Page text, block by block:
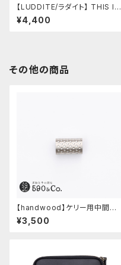
【LUDDITE/ラダイト】 THIS IN
DUSTRIAL Attractive Pen T
ray2（1本用/GD）
¥4,400
その他の商品
【handwood】ケリー用中間パ
ーツ/カスタムグリップ (ディンプ
ル/ステンレス)
¥3,500